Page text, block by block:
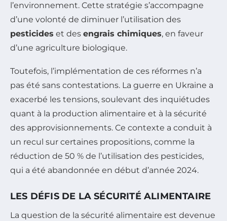
l’environnement. Cette stratégie s’accompagne
d’une volonté de diminuer l’utilisation des
pesticides et des engrais chimiques, en faveur
d’une agriculture biologique.
Toutefois, l’implémentation de ces réformes n’a
pas été sans contestations. La guerre en Ukraine a
exacerbé les tensions, soulevant des inquiétudes
quant à la production alimentaire et à la sécurité
des approvisionnements. Ce contexte a conduit à
un recul sur certaines propositions, comme la
réduction de 50 % de l’utilisation des pesticides,
qui a été abandonnée en début d’année 2024.
LES DÉFIS DE LA SÉCURITÉ ALIMENTAIRE
La question de la sécurité alimentaire est devenue